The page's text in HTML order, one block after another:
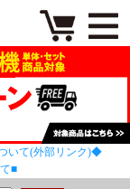
いて(外部リンク)◆
■